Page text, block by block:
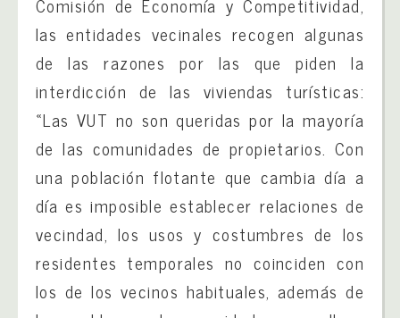
las entidades vecinales recogen algunas
de las razones por las que piden la
interdicción de las viviendas turísticas:
«Las VUT no son queridas por la mayoría
de las comunidades de propietarios. Con
una población flotante que cambia día a
día es imposible establecer relaciones de
vecindad, los usos y costumbres de los
residentes temporales no coinciden con
los de los vecinos habituales, además de